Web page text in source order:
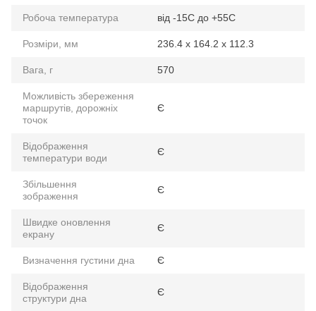
Робоча температура від -15C до +55C
Розміри, мм 236.4 х 164.2 х 112.3
Вага, г 570
Можливість збереження
маршрутів, дорожніх
точок
Є
Відображення
температури води
Є
Збільшення
зображення
Є
Швидке оновлення
екрану
Є
Визначення густини дна Є
Відображення
структури дна
Є